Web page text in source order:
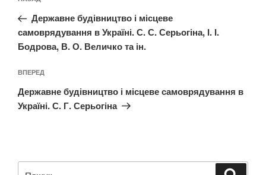
записів
запис:Державне будівництво і місцеве
самоврядування в Україні. С. С. Серьогіна, І. І.
Бодрова, В. О. Величко та ін.
Наступний
запис
ВПЕРЕД
Державне будівництво і місцеве самоврядування в
Україні. С. Г. Серьогіна